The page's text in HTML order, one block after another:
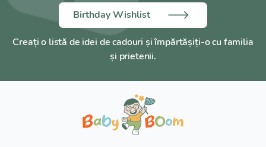
Birthday Wishlist
Creați o listă de idei de cadouri și împărtășiți-o cu familia
și prietenii.